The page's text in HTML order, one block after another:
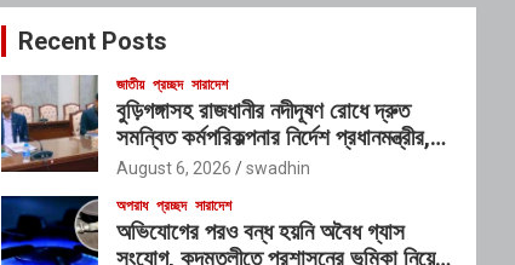
c
Recent Posts
জাতীয় প্রচ্ছদ সারাদেশ
বুড়িগঙ্গাসহ রাজধানীর নদীদূষণ রোধে দ্রুত
সমন্বিত কর্মপরিকল্পনার নির্দেশ প্রধানমন্ত্রীর,
গঠিত হচ্ছে আন্তঃসংস্থা সমন্বয় কমিটি
August 6, 2026 swadhin
অপরাধ প্রচ্ছদ সারাদেশ
অভিযোগের পরও বন্ধ হয়নি অবৈধ গ্যাস
সংযোগ, কদমতলীতে প্রশাসনের ভূমিকা নিয়ে